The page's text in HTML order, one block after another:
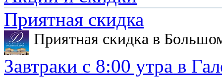
Приятная скидка
Приятная скидка в
Завтраки с 8:00 утра в